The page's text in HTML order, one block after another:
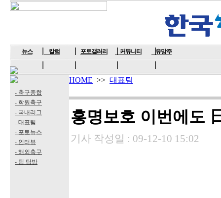
뉴스 칼럼 포토갤러리 커뮤니티 유망주
- 축구종합
- 학원축구
- 국내리그
- 대표팀
- 포토뉴스
- 인터뷰
- 해외축구
- 팀 탐방
HOME >> 대표팀
홍명보호 이번에도
기사 작성일 : 09-12-10 15:02